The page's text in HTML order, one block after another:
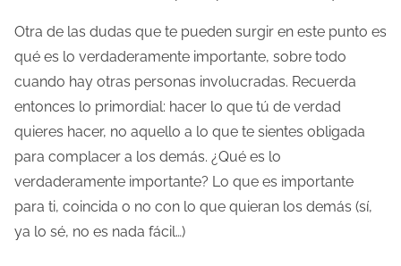
Otra de las dudas que te pueden surgir en este punto es
qué es lo verdaderamente importante, sobre todo
cuando hay otras personas involucradas. Recuerda
entonces lo primordial: hacer lo que tú de verdad
quieres hacer, no aquello a lo que te sientes obligada
para complacer a los demás. ¿Qué es lo
verdaderamente importante? Lo que es importante
para ti, coincida o no con lo que quieran los demás (sí,
ya lo sé, no es nada fácil…)